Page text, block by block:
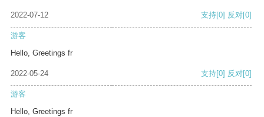
2022-07-12 支持[0] 反对[0]
游客
Hello, Greetings fr
2022-05-24 支持[0] 反对[0]
游客
Hello, Greetings fr